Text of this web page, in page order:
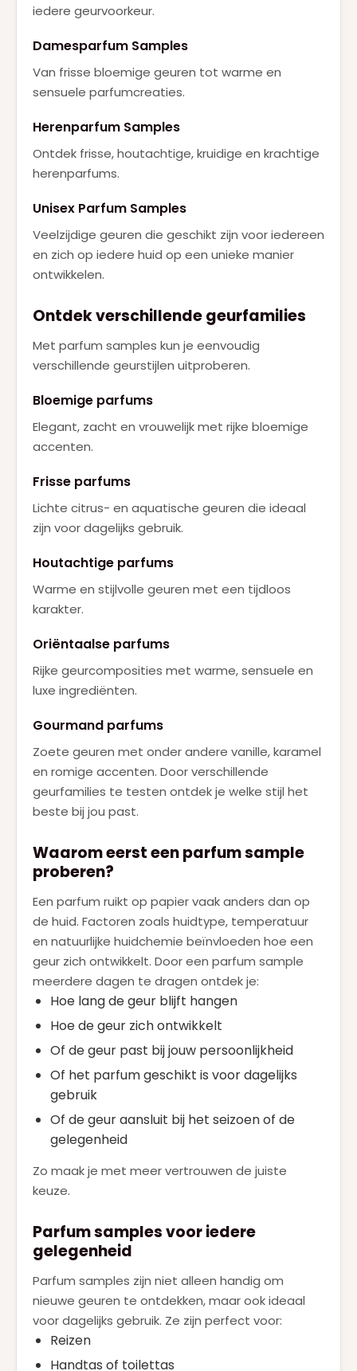
iedere geurvoorkeur.
Damesparfum Samples
Van frisse bloemige geuren tot warme en
sensuele parfumcreaties.
Herenparfum Samples
Ontdek frisse, houtachtige, kruidige en krachtige
herenparfums.
Unisex Parfum Samples
Veelzijdige geuren die geschikt zijn voor iedereen
en zich op iedere huid op een unieke manier
ontwikkelen.
Ontdek verschillende geurfamilies
Met parfum samples kun je eenvoudig
verschillende geurstijlen uitproberen.
Bloemige parfums
Elegant, zacht en vrouwelijk met rijke bloemige
accenten.
Frisse parfums
Lichte citrus- en aquatische geuren die ideaal
zijn voor dagelijks gebruik.
Houtachtige parfums
Warme en stijlvolle geuren met een tijdloos
karakter.
Oriëntaalse parfums
Rijke geurcomposities met warme, sensuele en
luxe ingrediënten.
Gourmand parfums
Zoete geuren met onder andere vanille, karamel
en romige accenten. Door verschillende
geurfamilies te testen ontdek je welke stijl het
beste bij jou past.
Waarom eerst een parfum sample
proberen?
Een parfum ruikt op papier vaak anders dan op
de huid. Factoren zoals huidtype, temperatuur
en natuurlijke huidchemie beïnvloeden hoe een
geur zich ontwikkelt. Door een parfum sample
meerdere dagen te dragen ontdek je:
Hoe lang de geur blijft hangen
Hoe de geur zich ontwikkelt
Of de geur past bij jouw persoonlijkheid
Of het parfum geschikt is voor dagelijks
gebruik
Of de geur aansluit bij het seizoen of de
gelegenheid
Zo maak je met meer vertrouwen de juiste
keuze.
Parfum samples voor iedere
gelegenheid
Parfum samples zijn niet alleen handig om
nieuwe geuren te ontdekken, maar ook ideaal
voor dagelijks gebruik. Ze zijn perfect voor:
Reizen
Handtas of toilettas